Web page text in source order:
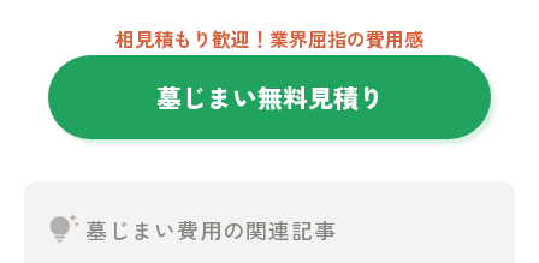
相見積もり歓迎！業界屈指の費用感
墓じまい無料見積り
tips_and_updates墓じまい費用の関連記事